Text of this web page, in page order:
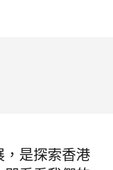
，是探索香港